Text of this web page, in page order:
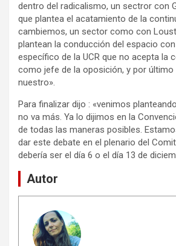
dentro del radicalismo, un sectror con
que plantea el acatamiento de la
cambiemos, un sector como con
plantean la conducción del espacio
específico de la UCR que no acepta la
como jefe de la oposición, y por último
nuestro».
Para finalizar dijo : «venimos
no va más. Ya lo dijimos en la
de todas las maneras posibles.
dar este debate en el plenario del
debería ser el día 6 o el día 13 de
Autor